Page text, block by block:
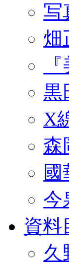
写
畑
黒
X
森
今
資料
久